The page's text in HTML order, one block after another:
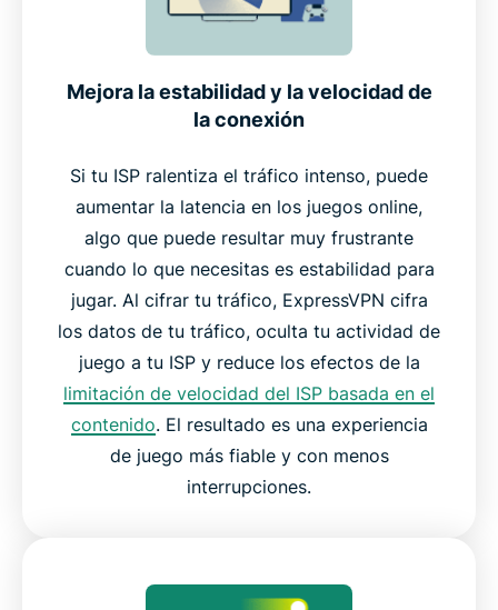
Mejora la estabilidad y la velocidad de
la conexión
Si tu ISP ralentiza el tráfico intenso, puede
aumentar la latencia en los juegos online,
algo que puede resultar muy frustrante
cuando lo que necesitas es estabilidad para
jugar. Al cifrar tu tráfico, ExpressVPN cifra
los datos de tu tráfico, oculta tu actividad de
juego a tu ISP y reduce los efectos de la
limitación de velocidad del ISP basada en el
contenido. El resultado es una experiencia
de juego más fiable y con menos
interrupciones.